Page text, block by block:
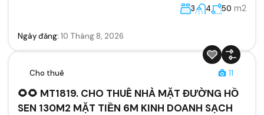
3 4 50 m2
Ngày đăng: 10 Tháng 8, 2026
Cho thuê 11
🌻🌻 MT1819. CHO THUÊ NHÀ MẶT ĐƯỜNG HỒ
SEN 130M2 MẶT TIỀN 6M KINH DOANH SẠCH